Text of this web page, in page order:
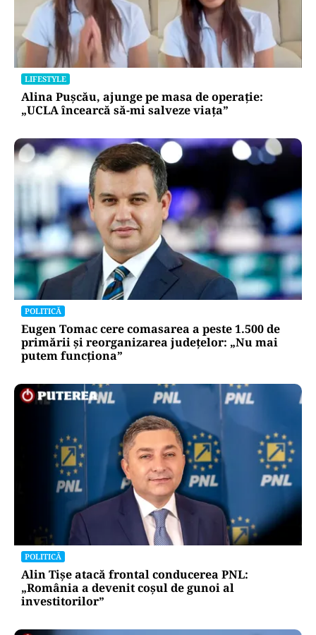
LIFESTYLE
Alina Pușcău, ajunge pe masa de operație:
„UCLA încearcă să-mi salveze viața”
POLITICĂ
Eugen Tomac cere comasarea a peste 1.500 de
primării și reorganizarea județelor: „Nu mai
putem funcționa”
POLITICĂ
Alin Tișe atacă frontal conducerea PNL:
„România a devenit coșul de gunoi al
investitorilor”